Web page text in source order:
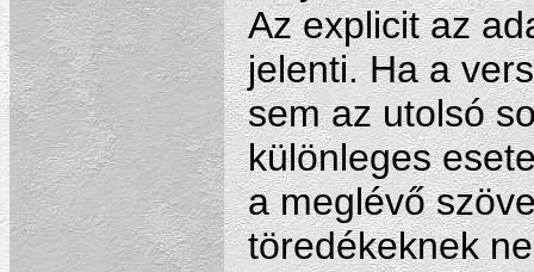
Az explicit az
jelenti. Ha a
sem az utolsó
különleges
a meglévő
töredékeknek